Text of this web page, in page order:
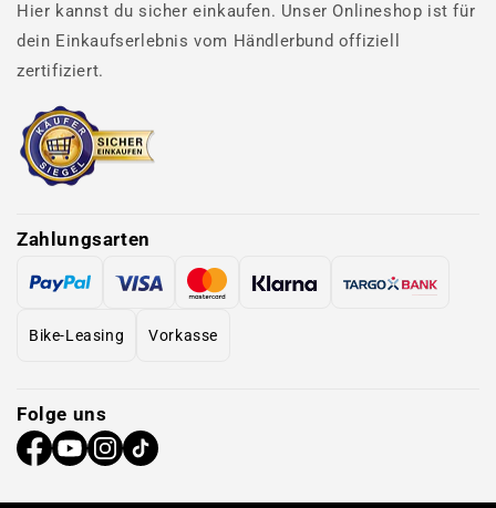
Hier kannst du sicher einkaufen. Unser Onlineshop ist für
dein Einkaufserlebnis vom Händlerbund offiziell
zertifiziert.
Zahlungsarten
Bike-Leasing Vorkasse
Folge uns